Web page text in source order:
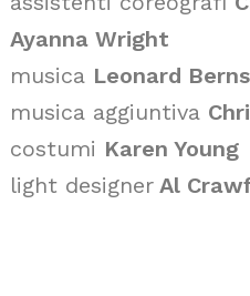
Ayanna Wright
musica Leonard
musica aggiuntiva
costumi Karen Young
light designer Al